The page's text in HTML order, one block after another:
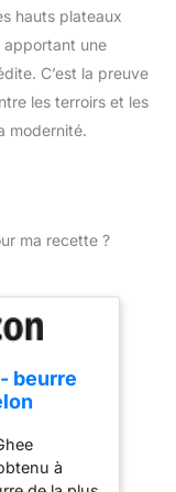
hauts plateaux
apportant une
C’est la preuve
les terroirs et les
modernité.
ma recette ?
beurre
-
à partir
à